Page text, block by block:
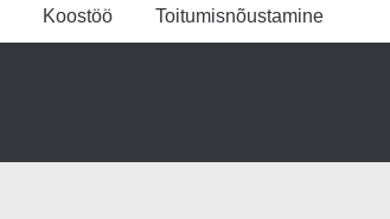
Koostöö Toitumisnõustamine